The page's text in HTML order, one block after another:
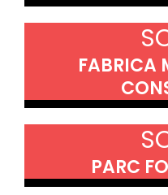
FABRICA
PARC